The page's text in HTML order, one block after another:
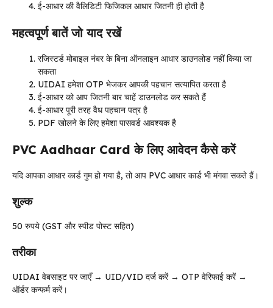
ई-आधार की वैलिडिटी फिजिकल आधार जितनी ही होती है
महत्वपूर्ण बातें जो याद रखें
रजिस्टर्ड मोबाइल नंबर के बिना ऑनलाइन आधार डाउनलोड नहीं किया जा
सकता
UIDAI हमेशा OTP भेजकर आपकी पहचान सत्यापित करता है
ई-आधार को आप जितनी बार चाहें डाउनलोड कर सकते हैं
ई-आधार पूरी तरह वैध पहचान पत्र है
PDF खोलने के लिए हमेशा पासवर्ड आवश्यक है
PVC Aadhaar Card के लिए आवेदन कैसे करें
यदि आपका आधार कार्ड गुम हो गया है, तो आप PVC आधार कार्ड भी मंगवा सकते हैं।
शुल्क
50 रुपये (GST और स्पीड पोस्ट सहित)
तरीका
UIDAI वेबसाइट पर जाएँ → UID/VID दर्ज करें → OTP वेरिफाई करें →
ऑर्डर कन्फर्म करें।